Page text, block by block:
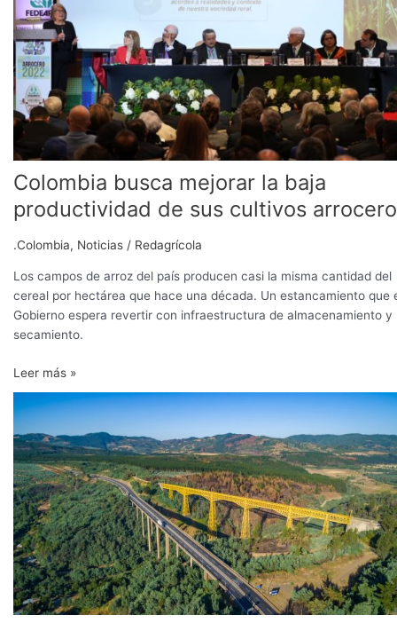
Colombia busca mejorar la baja
productividad de sus cultivos
.Colombia, Noticias / Redagrícola
Los campos de arroz del país producen casi la misma cantidad del
cereal por hectárea que hace una década. Un estancamiento que
Gobierno espera revertir con infraestructura de almacenamiento y
secamiento.
baja
productividad
de
sus
cultivos
arroceros
Leer más »
América
Latina
necesita
invertir
mejor
en
infraestructura
vial